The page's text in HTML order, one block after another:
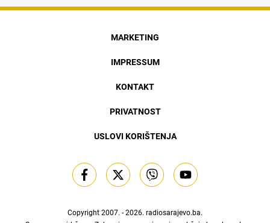
MARKETING
IMPRESSUM
KONTAKT
PRIVATNOST
USLOVI KORIŠTENJA
Copyright 2007. - 2026. radiosarajevo.ba.